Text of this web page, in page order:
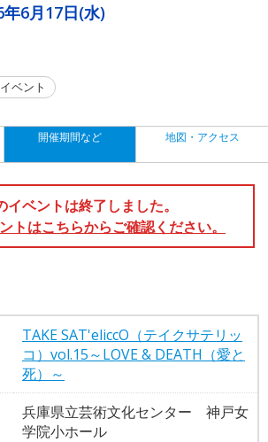
年6月17日(水)
ベント
開催期間など 地図・アクセス
ベントは終了しました。
トはこちらからご確認ください。
TAKE SAT'eliccO（テイクサテリッ
コ）vol.15～LOVE & DEATH（愛と
死）～
兵庫県立芸術文化センター 神戸女
学院小ホール